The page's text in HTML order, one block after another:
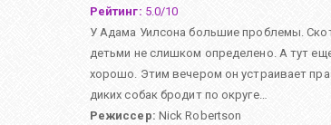
Рейтинг: 5.0/10
У Адама Уилсона большие проблемы.
детьми не слишком определено. А тут
хорошо. Этим вечером он устраивает
диких собак бродит по округе…
Режиссер: Nick Robertson